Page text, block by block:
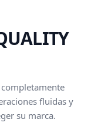
fluidas y
su marca.